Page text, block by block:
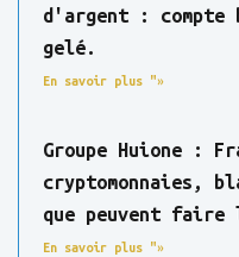
d'argent :
gelé.
En savoir plus "»
Groupe Huione :
cryptomonnaies,
que peuvent
En savoir plus "»